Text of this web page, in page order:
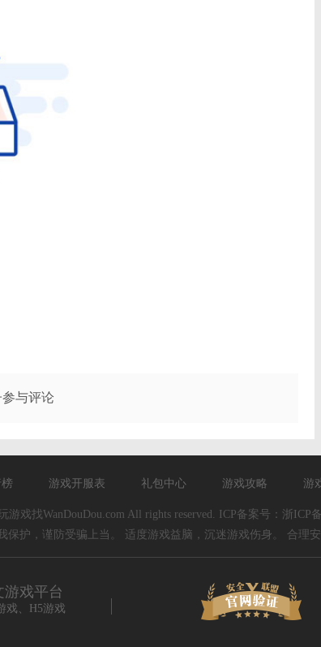
与评论
游戏开服表 礼包中心 游戏攻略 游
游戏找WanDouDou.com All rights reserved. ICP备案号： 浙ICP
护，谨防受骗上当。 适度游戏益脑，沉迷游戏伤身。 合理安
游戏平台
戏、H5游戏